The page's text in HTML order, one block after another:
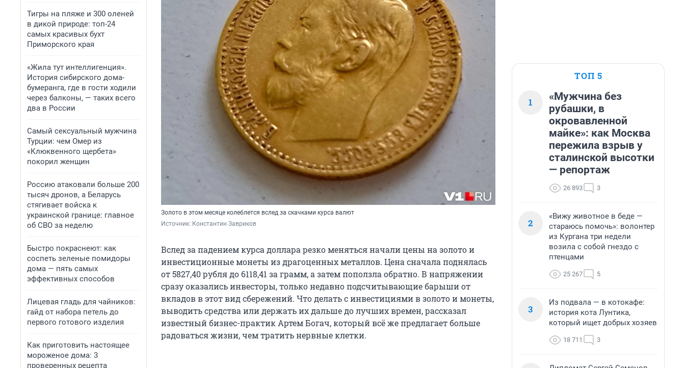
Тигры на пляже и 300 оленей
в дикой природе: топ-24
самых красивых бухт
Приморского края
«Жила тут интеллигенция».
История сибирского дома-
бумеранга, где в гости ходили
через балконы, — таких всего
два в России
Самый сексуальный мужчина
Турции: чем Омер из
«Клюквенного щербета»
покорил женщин
Россию атаковали больше 200
тысяч дронов, а Беларусь
стягивает войска к
украинской границе: главное
об СВО за неделю
Быстро покраснеют: как
соспеть зеленые помидоры
дома — пять самых
эффективных способов
Лицевая гладь для чайников:
гайд от набора петель до
первого готового изделия
Как приготовить настоящее
мороженое дома: 3
проверенных рецепта
Золото в этом месяце колеблется вслед за скачками курса валют
Источник: Константин Завриков
Вслед за падением курса доллара резко меняться начали цены на золото и
инвестиционные монеты из драгоценных металлов. Цена сначала поднялась
от 5827,40 рубля до 6118,41 за грамм, а затем поползла обратно. В напряжении
сразу оказались инвесторы, только недавно подсчитывающие барыши от
вкладов в этот вид сбережений. Что делать с инвестициями в золото и монеты,
выводить средства или держать их дальше до лучших времен, рассказал
известный бизнес-практик Артем Богач, который всё же предлагает больше
радоваться жизни, чем тратить нервные клетки.
ТОП 5
1
«Мужчина без
рубашки, в
окровавленной
майке»: как Москва
пережила взрыв у
сталинской высотки
— репортаж
26 893 3
2
«Вижу животное в беде —
стараюсь помочь»: волонтер
из Кургана три недели
возила с собой гнездо с
птенцами
25 267 5
3
Из подвала — в котокафе:
история кота Лунтика,
который ищет добрых хозяев
18 711 3